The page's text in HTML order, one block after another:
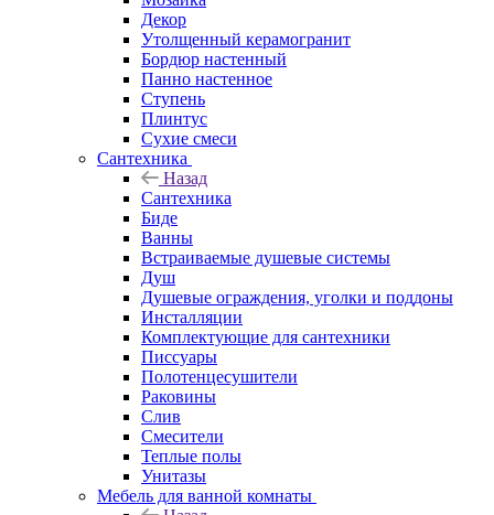
Декор
Утолщенный керамогранит
Бордюр настенный
Панно настенное
Ступень
Плинтус
Сухие смеси
Сантехника
Назад
Сантехника
Биде
Ванны
Встраиваемые душевые системы
Душ
Душевые ограждения, уголки и поддоны
Инсталляции
Комплектующие для сантехники
Писсуары
Полотенцесушители
Раковины
Слив
Смесители
Теплые полы
Унитазы
Мебель для ванной комнаты